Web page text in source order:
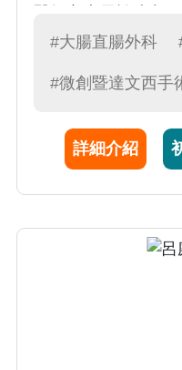
年發表了達文西手
進行演講。於2025
他以愛心與同理心
次獲得本院優良醫
#大腸直腸外科
#微創暨達文西手
詳細介紹